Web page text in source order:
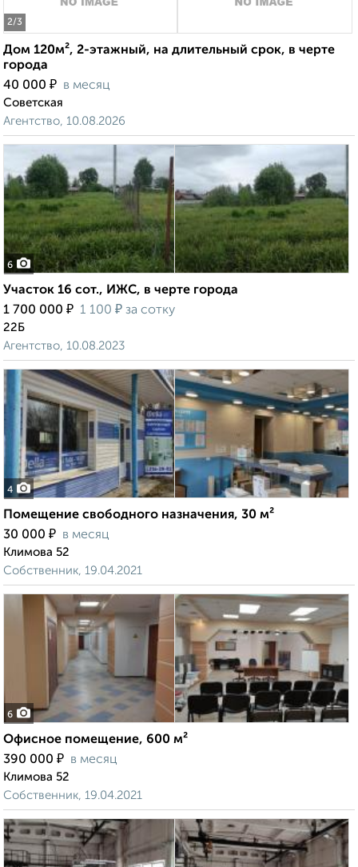
2/3
Дом 120м², 2-этажный, на длительный срок, в черте
города
40 000 ₽ в месяц
Советская
Агентство, 10.08.2026
6
Участок 16 сот., ИЖС, в черте города
1 700 000 ₽ 1 100 ₽ за сотку
22Б
Агентство, 10.08.2023
4
Помещение свободного назначения, 30 м²
30 000 ₽ в месяц
Климова 52
Собственник, 19.04.2021
6
Офисное помещение, 600 м²
390 000 ₽ в месяц
Климова 52
Собственник, 19.04.2021